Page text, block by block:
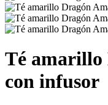
Té
con infusor